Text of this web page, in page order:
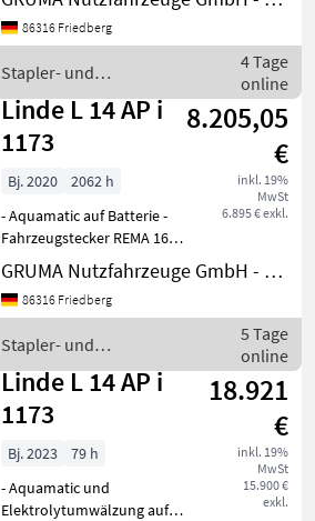
- Initialhub - Sonstiges, 560 -
1200 - 71 mm -
LiftSpeedBooster - S
86316 Friedberg
Stapler- und
Lagertechnik / Linde
4 Tage
online
Linde L 14 AP i
1173
8.205,05
€
inkl. 19%
MwSt
6.895 € exkl.
Bj. 2020
2062 h
- Aquamatic auf Batterie -
Fahrzeugstecker REMA 160A
- vertikaler Batteriewechsel
- Initialhub -
Gabelausführung 560 - 1150
Schleichfahrt -
GRUMA Nutzfahrzeuge GmbH - Staplertechnik
86316 Friedberg
Stapler- und
Lagertechnik / Linde
5 Tage
online
Linde L 14 AP i
1173
18.921
€
inkl. 19%
MwSt
15.900 €
exkl.
Bj. 2023
79 h
- Aquamatic und
Elektrolytumwälzung auf